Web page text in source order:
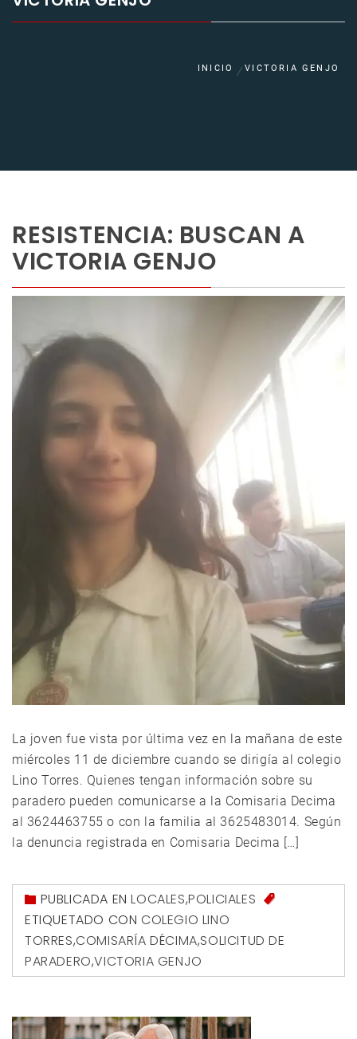
INICIO VICTORIA GENJO
RESISTENCIA: BUSCAN A
VICTORIA GENJO
La joven fue vista por última vez en la mañana de este
miércoles 11 de diciembre cuando se dirigía al colegio
Lino Torres. Quienes tengan información sobre su
paradero pueden comunicarse a la Comisaria Decima
al 3624463755 o con la familia al 3625483014. Según
la denuncia registrada en Comisaria Decima […]
PUBLICADA ENLOCALES,POLICIALES
ETIQUETADO CON COLEGIO LINO
TORRES,COMISARÍA DÉCIMA,SOLICITUD DE
PARADERO,VICTORIA GENJO